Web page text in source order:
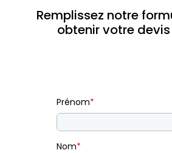
Remplissez notre
obtenir votre
Prénom*
Nom*